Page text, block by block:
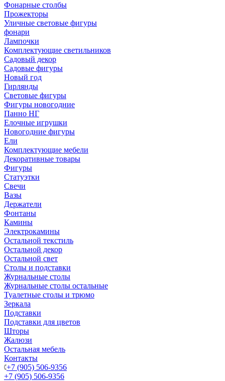
Фонарные столбы
Прожекторы
Уличные световые фигуры
фонари
Лампочки
Комплектующие светильников
Садовый декор
Садовые фигуры
Новый год
Гирлянды
Световые фигуры
Фигуры новогодние
Панно НГ
Елочные игрушки
Новогодние фигуры
Ели
Комплектующие мебели
Декоративные товары
Фигуры
Статуэтки
Свечи
Вазы
Держатели
Фонтаны
Камины
Электрокамины
Остальной текстиль
Остальной декор
Остальной свет
Столы и подставки
Журнальные столы
Журнальные столы остальные
Туалетные столы и трюмо
Зеркала
Подставки
Подставки для цветов
Шторы
Жалюзи
Остальная мебель
Контакты
+7 (905) 506-9356
+7 (905) 506-9356